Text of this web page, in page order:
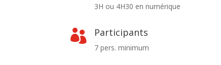
3H ou 4H30 en numérique
 Participants
7 pers. minimum